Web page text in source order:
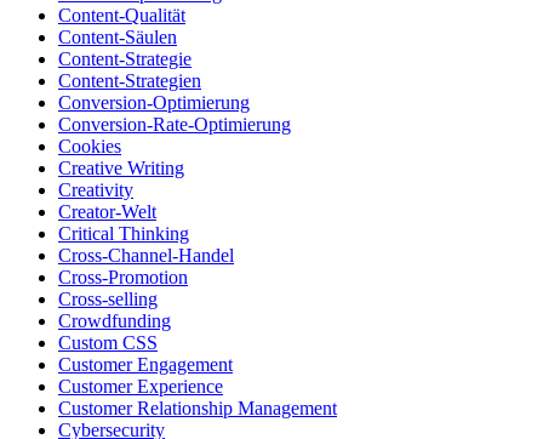
Content-Qualität
Content-Säulen
Content-Strategie
Content-Strategien
Conversion-Optimierung
Conversion-Rate-Optimierung
Cookies
Creative Writing
Creativity
Creator-Welt
Critical Thinking
Cross-Channel-Handel
Cross-Promotion
Cross-selling
Crowdfunding
Custom CSS
Customer Engagement
Customer Experience
Customer Relationship Management
Cybersecurity